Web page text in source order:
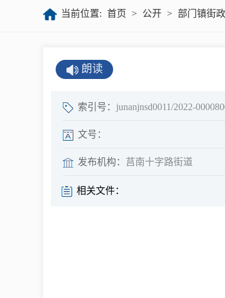
公共
当前位置: 首页 > 公开 > 部门镇街
朗读
索引号： junanjnsd0011/2022-
文号：
发布机构： 莒南十字路街道
相关文件：